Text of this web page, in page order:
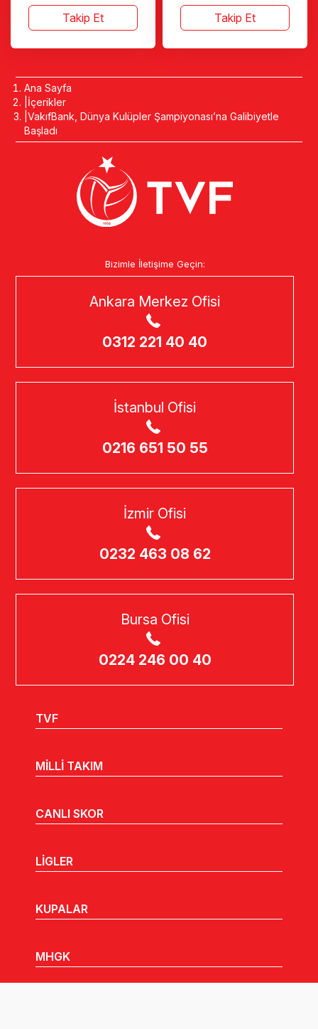
Takip Et Takip Et
Ana Sayfa
İçerikler
VakıfBank, Dünya Kulüpler Şampiyonası’na Galibiyetle
Başladı
Bizimle İletişime Geçin:
Ankara Merkez Ofisi
0312 221 40 40
İstanbul Ofisi
0216 651 50 55
İzmir Ofisi
0232 463 08 62
Bursa Ofisi
0224 246 00 40
TVF
MİLLİ TAKIM
CANLI SKOR
LİGLER
KUPALAR
MHGK